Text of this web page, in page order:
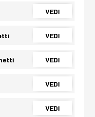
VEDI
VEDI
VEDI
VEDI
VEDI